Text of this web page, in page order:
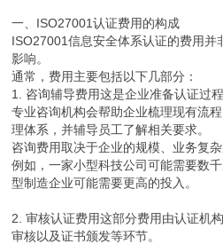
一、ISO27001认证费用的构成
ISO27001信息安全体系认证的费用并
影响。
通常，费用主要包括以下几部分：
1. 咨询辅导费用这是企业准备认证过
专业咨询机构会帮助企业梳理现有流
理体系，并辅导员工了解相关要求。
咨询费用取决于企业的规模、业务复
例如，一家小型科技公司可能需要数
型制造企业可能需要更高的投入。
2. 审核认证费用这部分费用由认证机
审核以及证书颁发等环节。